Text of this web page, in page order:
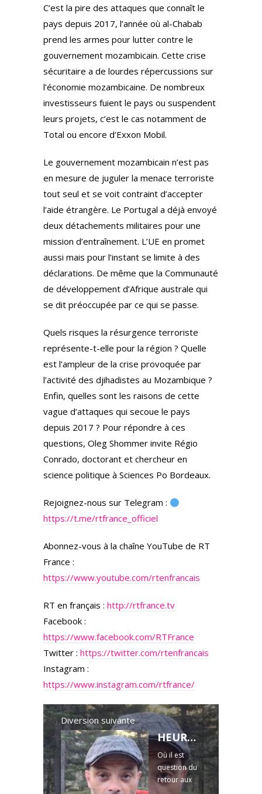
C’est la pire des attaques que connaît le
pays depuis 2017, l’année où al-Chabab
prend les armes pour lutter contre le
gouvernement mozambicain. Cette crise
sécuritaire a de lourdes répercussions sur
l’économie mozambicaine. De nombreux
investisseurs fuient le pays ou suspendent
leurs projets, c’est le cas notamment de
Total ou encore d’Exxon Mobil.
Le gouvernement mozambicain n’est pas
en mesure de juguler la menace terroriste
tout seul et se voit contraint d’accepter
l’aide étrangère. Le Portugal a déjà envoyé
deux détachements militaires pour une
mission d’entraînement. L’UE en promet
aussi mais pour l’instant se limite à des
déclarations. De même que la Communauté
de développement d’Afrique australe qui
se dit préoccupée par ce qui se passe.
Quels risques la résurgence terroriste
représente-t-elle pour la région ? Quelle
est l’ampleur de la crise provoquée par
l’activité des djihadistes au Mozambique ?
Enfin, quelles sont les raisons de cette
vague d’attaques qui secoue le pays
depuis 2017 ? Pour répondre à ces
questions, Oleg Shommer invite Régio
Conrado, doctorant et chercheur en
science politique à Sciences Po Bordeaux.
Rejoignez-nous sur Telegram :
https://t.me/rtfrance_officiel
Abonnez-vous à la chaîne YouTube de RT
France :
https://www.youtube.com/rtenfrancais
RT en français : http://rtfrance.tv
Facebook :
https://www.facebook.com/RTFrance
Twitter : https://twitter.com/rtenfrancais
Instagram :
https://www.instagram.com/rtfrance/
Diversion suivante
HEUREUSEMENT, L’UNIVERS S’EN FICHE! 28.5.2021 (PREMIERE PARTIE) — Le briefing avec Slobodan Despot
Où il est
question du
retour aux
sources